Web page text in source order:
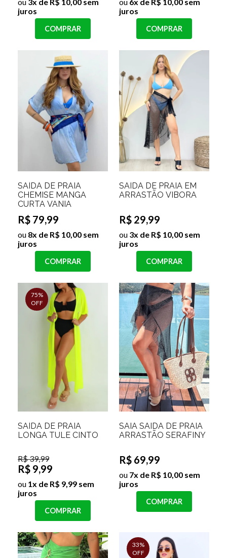
ou 3x de R$ 10,00 sem
juros
COMPRAR
ou 6x de R$ 10,00 sem
juros
COMPRAR
SAÍDA DE PRAIA
CHEMISE MANGA
CURTA VANIA
R$ 79,99
ou 8x de R$ 10,00 sem
juros
COMPRAR
SAÍDA DE PRAIA EM
ARRASTÃO VIBORA
R$ 29,99
ou 3x de R$ 10,00 sem
juros
COMPRAR
75%
OFF
SAÍDA DE PRAIA
LONGA TULE CINTO
R$ 39,99
R$ 9,99
ou 1x de R$ 9,99 sem
juros
COMPRAR
SAIA SAIDA DE PRAIA
ARRASTÃO SERAFINY
R$ 69,99
ou 7x de R$ 10,00 sem
juros
COMPRAR
33%
OFF